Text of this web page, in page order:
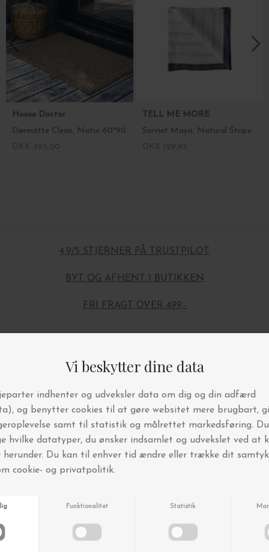
House Doctor
Dørmåtte Clean, Natur 60*90
TELL ME MORE
Serviet Maya, Natural Stripe
4.9/5 STJERNER PÅ TRUSTPILOT
BYT OG AFHENT I BUTIKKEN
FRI FRAGT OVER 499,-
Andre købte også